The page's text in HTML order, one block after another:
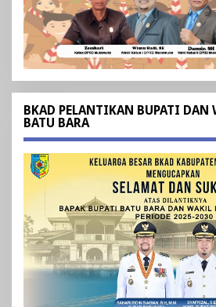
BKAD PELANTIKAN BUPATI DAN
BATU BARA